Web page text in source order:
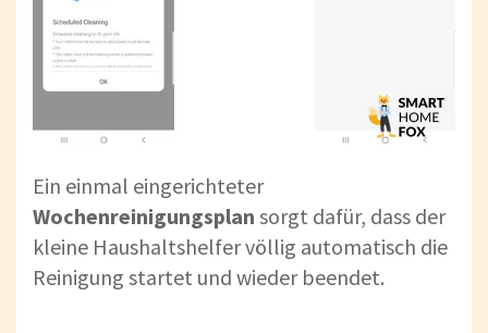
Ein einmal eingerichteter
Wochenreinigungsplan sorgt dafür, dass der
kleine Haushaltshelfer völlig automatisch die
Reinigung startet und wieder beendet.